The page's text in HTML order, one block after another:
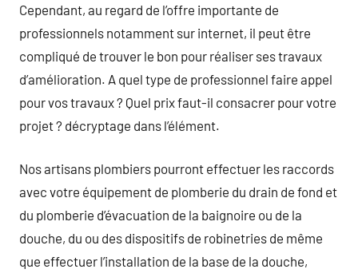
Cependant, au regard de l’offre importante de
professionnels notamment sur internet, il peut être
compliqué de trouver le bon pour réaliser ses travaux
d’amélioration. A quel type de professionnel faire appel
pour vos travaux ? Quel prix faut-il consacrer pour votre
projet ? décryptage dans l’élément.
Nos artisans plombiers pourront effectuer les raccords
avec votre équipement de plomberie du drain de fond et
du plomberie d’évacuation de la baignoire ou de la
douche, du ou des dispositifs de robinetries de même
que effectuer l’installation de la base de la douche,